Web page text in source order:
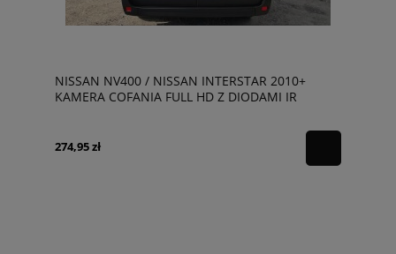
NISSAN NV400 / NISSAN INTERSTAR 2010+
KAMERA COFANIA FULL HD Z DIODAMI IR
274,95 zł